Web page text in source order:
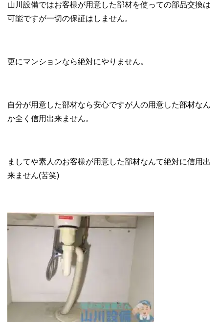
山川設備ではお客様が用意した部材を使っての部品交換は
可能ですが一切の保証はしません。
更にマンションなら絶対にやりません。
自分が用意した部材なら安心ですが人の用意した部材なん
か全く信用出来ません。
ましてや素人のお客様が用意した部材なんて絶対に信用出
来ません(苦笑)